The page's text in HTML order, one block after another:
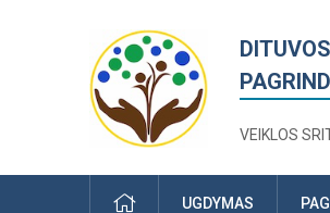
VEIKLOS
PRADŽIAUGDYMAS